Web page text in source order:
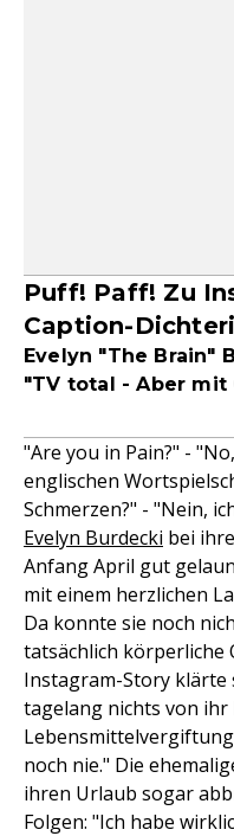
Puff! Paff! Zu
Caption-
Evelyn "The Brain"
"TV total - Aber mit
"Are you in Pain?" -
englischen
Schmerzen?" - "Nein,
Evelyn Burdecki bei
Anfang April gut
mit einem herzlichen
Da konnte sie noch
tatsächlich körperliche
Instagram-Story klärte
tagelang nichts von
noch nie." Die
ihren Urlaub sogar
Folgen: "Ich habe